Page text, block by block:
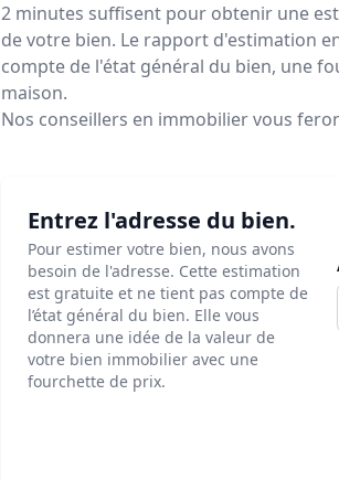
2 minutes suffisent pour obtenir une
de votre bien. Le rapport d'estimation
compte de l'état général du bien, une
maison.
Nos conseillers en immobilier vous
Entrez l'adresse du bien.
Pour estimer votre bien, nous avons
besoin de l'adresse. Cette estimation
est gratuite et ne tient pas compte de
l’état général du bien. Elle vous
donnera une idée de la valeur de
votre bien immobilier avec une
fourchette de prix.